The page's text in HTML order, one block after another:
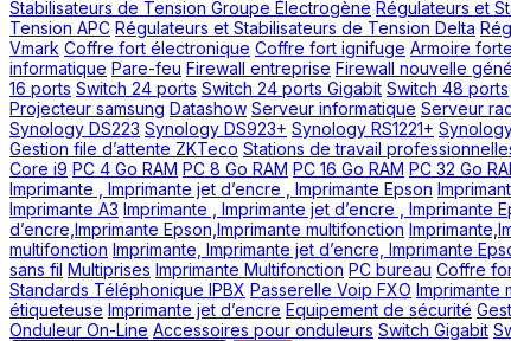
Stabilisateurs de Tension Groupe Électrogène Régulateurs et
Tension APC Régulateurs et Stabilisateurs de Tension Delta
Vmark Coffre fort électronique Coffre fort ignifuge Armoire forte
informatique Pare-feu Firewall entreprise Firewall nouvelle
16 ports Switch 24 ports Switch 24 ports Gigabit Switch 48 ports
Projecteur samsung Datashow Serveur informatique Serveur
Synology DS223 Synology DS923+ Synology RS1221+
Gestion file d’attente ZKTeco Stations de travail
Core i9 PC 4 Go RAM PC 8 Go RAM PC 16 Go RAM PC 32 Go
Imprimante , Imprimante jet d’encre , Imprimante Epson
Imprimante A3 Imprimante , Imprimante jet d’encre , Imprimante
d’encre,Imprimante Epson,Imprimante multifonction
multifonction Imprimante, Imprimante jet d’encre, Imprimante
sans fil Multiprises Imprimante Multifonction PC bureau Coffre
Standards Téléphonique IPBX Passerelle Voip FXO Imprimante
étiqueteuse Imprimante jet d’encre Equipement de sécurité
Onduleur On-Line Accessoires pour onduleurs Switch Gigabit